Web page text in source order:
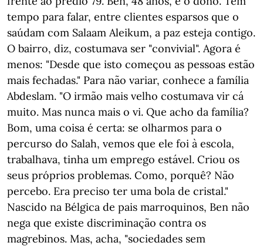
tempo para falar, entre clientes esparsos que o
saúdam com Salaam Aleikum, a paz esteja contigo.
O bairro, diz, costumava ser "convivial". Agora é
menos: "Desde que isto começou as pessoas estão
mais fechadas." Para não variar, conhece a família
Abdeslam. "O irmão mais velho costumava vir cá
muito. Mas nunca mais o vi. Que acho da família?
Bom, uma coisa é certa: se olharmos para o
percurso do Salah, vemos que ele foi à escola,
trabalhava, tinha um emprego estável. Criou os
seus próprios problemas. Como, porquê? Não
percebo. Era preciso ter uma bola de cristal."
Nascido na Bélgica de pais marroquinos, Ben não
nega que existe discriminação contra os
magrebinos. Mas, acha, "sociedades sem